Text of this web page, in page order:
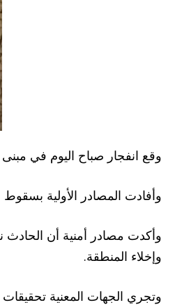
وقع انفجار صباح اليوم في
وأفادت المصادر الأولية
وأكدت مصادر أمنية أن الحادث
وإخلاء المنطقة.
وتجري الجهات المعنية